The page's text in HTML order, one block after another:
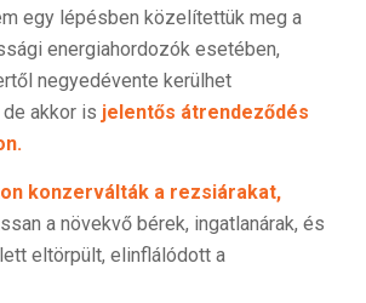
egy lépésben közelítettük meg a
energiahordozók esetében,
negyedévente kerülhet
akkor is jelentős átrendeződés
konzerválták a rezsiárakat,
a növekvő bérek, ingatlanárak, és
eltörpült, elinflálódott a